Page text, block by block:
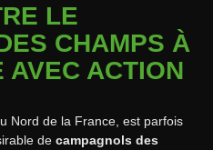
LE
CHAMPS À
AVEC ACTION
Nord de la France, est parfois
de campagnols des